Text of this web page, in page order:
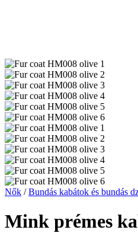
Nők /Bundás kabátok és bundás
Mink prémes